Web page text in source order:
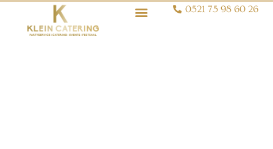
0521 75 98 60 26